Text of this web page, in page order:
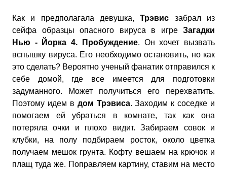
Как и предполагала девушка,Трэвис забрал из
сейфа образцы опасного вируса в игре Загадки
Нью - Йорка 4. Пробуждение. Он хочет вызвать
вспышку вируса. Его необходимо остановить, но как
это сделать? Вероятно ученый фанатик отправился к
себе домой, где все имеется для подготовки
задуманного. Может получиться его перехватить.
Поэтому идем в дом Трэвиса. Заходим к соседке и
помогаем ей убраться в комнате, так как она
потеряла очки и плохо видит. Забираем совок и
клубки, на полу подбираем росток, около цветка
получаем мешок грунта. Кофту вешаем на крючок и
плащ туда же. Поправляем картину, ставим на место